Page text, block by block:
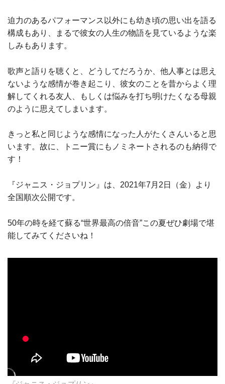
迫力のあるパフォーマンス以外にも幼き頃の思い出を語る
構成もあり、まるで彼女の人生の物語を見ているような楽
しみもあります。
歌声と語りを聴くと、どうしてだろうか、他人事とは思え
ないような感情が巻き起こり、彼女のことを昔からよく理
解してくれる友人、もしくは悩みを打ち明けたくなる母親
のように思えてしまいます。
きっと私と同じような感情になった人がたくさんいると思
います。故に、トニー賞にもノミネートされるのも納得で
す！
『ジャニス・ジョプリン』は、2021年7月2日（金）より
全国順次公開です。
50年の時を経て蘇る“世界最高の倍音”この夏ぜひ劇場で堪
能してみてくださいね！